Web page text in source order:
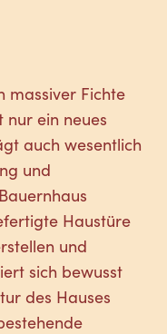
massiver Fichte
ein neues
auch wesentlich
und
Haustüre
und
sich bewusst
des Hauses